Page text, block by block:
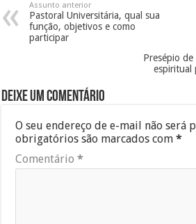
Assunto anterior
Pastoral Universitária, qual sua
função, objetivos e como
participar
Presépio
espiritual
Deixe um comentário
O seu endereço de e-mail não será
obrigatórios são marcados com*
Comentário*